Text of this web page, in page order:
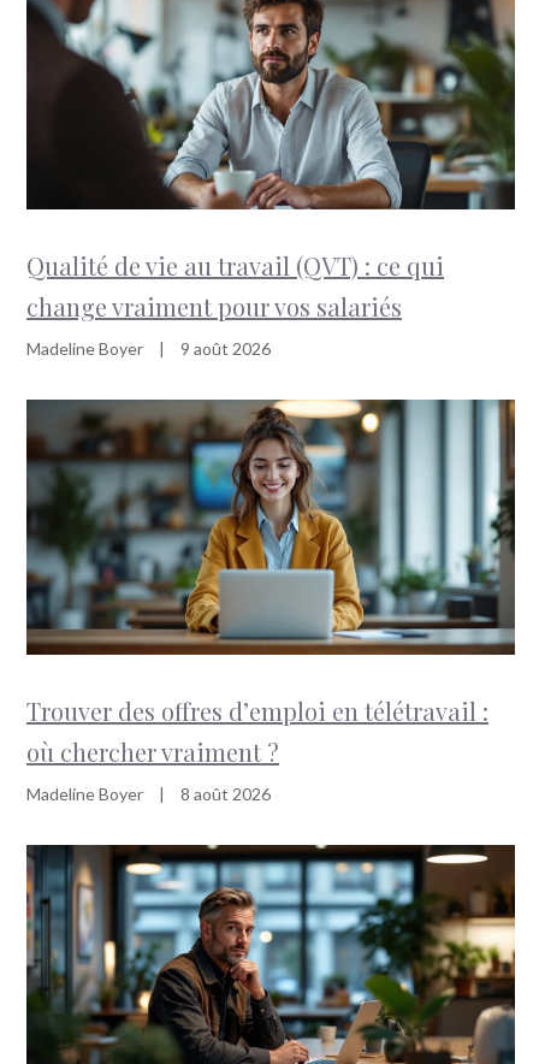
Qualité de vie au travail (QVT) : ce qui
change vraiment pour vos salariés
Madeline Boyer | 9 août 2026
Trouver des offres d’emploi en télétravail :
où chercher vraiment ?
Madeline Boyer | 8 août 2026